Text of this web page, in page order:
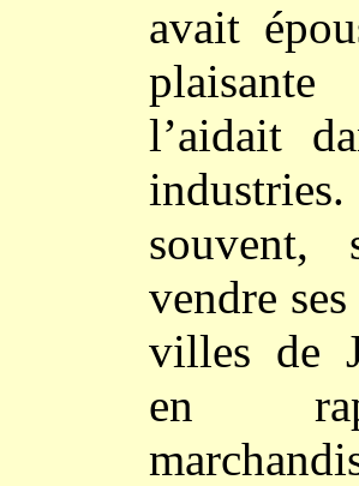
avait
l’aidait
vendre
villes de
en